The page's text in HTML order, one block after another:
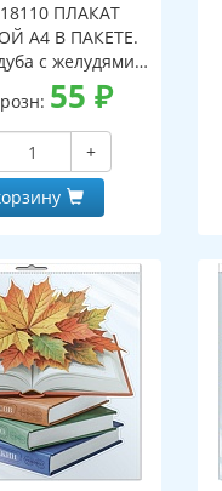
ПЛАКАТ
А4 В ПАКЕТЕ.
с желудями
осенние (в
упаковке,
и клеевым
двухсторонний,
ВД-лак)
55₽
+